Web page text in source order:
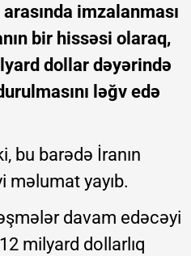
imzalanması
bir hissəsi olaraq,
dollar dəyərində
ləğv edə
bu barədə İranın
məlumat yayıb.
davam edəcəyi
milyard dollarlıq